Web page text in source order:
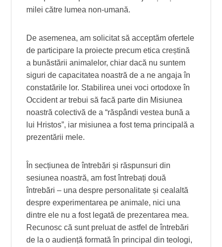
milei către lumea non-umană.
De asemenea, am solicitat să acceptăm ofertele
de participare la proiecte precum etica creștină
a bunăstării animalelor, chiar dacă nu suntem
siguri de capacitatea noastră de a ne angaja în
constatările lor. Stabilirea unei voci ortodoxe în
Occident ar trebui să facă parte din Misiunea
noastră colectivă de a “răspândi vestea bună a
lui Hristos”, iar misiunea a fost tema principală a
prezentării mele.
În secțiunea de întrebări și răspunsuri din
sesiunea noastră, am fost întrebați două
întrebări – una despre personalitate și cealaltă
despre experimentarea pe animale, nici una
dintre ele nu a fost legată de prezentarea mea.
Recunosc că sunt preluat de astfel de întrebări
de la o audiență formată în principal din teologi,